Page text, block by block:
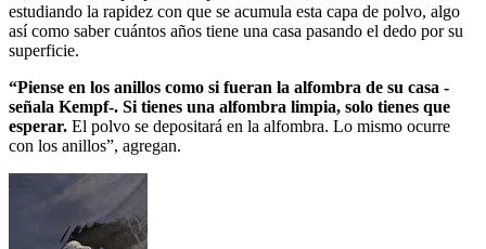
estudiando la rapidez con que se acumula esta capa de polvo, algo
así como saber cuántos años tiene una casa pasando el dedo por su
superficie.
“Piense en los anillos como si fueran la alfombra de su casa -
señala Kempf-. Si tienes una alfombra limpia, solo tienes que
esperar. El polvo se depositará en la alfombra. Lo mismo ocurre
con los anillos”, agregan.